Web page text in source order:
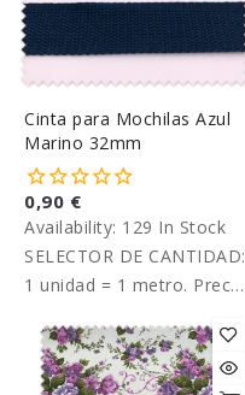
Cinta para Mochilas Azul
Marino 32mm
0,90 €
Availability: 129 In Stock
SELECTOR DE CANTIDAD:
1 unidad = 1 metro. Precio